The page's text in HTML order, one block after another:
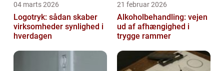
04 marts 2026
Logotryk: sådan skaber
virksomheder synlighed i
hverdagen
21 februar 2026
Alkoholbehandling: vejen
ud af afhængighed i
trygge rammer